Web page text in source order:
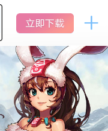
官网首页
新闻中心